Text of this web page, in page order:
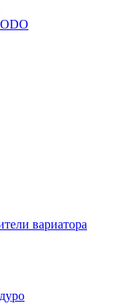
вариатора